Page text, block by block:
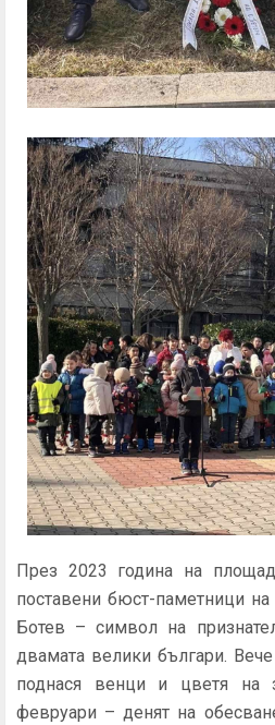
През 2023 година на
поставени бюст-паметници
Ботев – символ на
двамата велики българи.
поднася венци и цветя на
февруари – денят на